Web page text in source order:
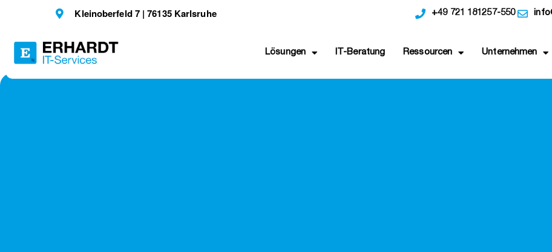
Kleinoberfeld 7 | 76135 Karlsruhe +49 721 181257-550
Lösungen IT-Beratung Ressourcen Unternehmen